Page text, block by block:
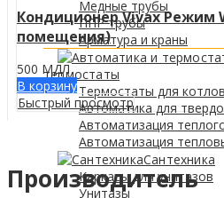
Медные трубы
ППР трубы
Арматура и краны
термостаты
Термостаты для котлов
Автоматика для
Автоматизация
Автоматизация
Сантехника
Каркасы для унитазов
Унитазы
Кондиционер Vivax Режим
помещения)
500 МДЛ
В корзину
Быстрый просмотр
Производитель